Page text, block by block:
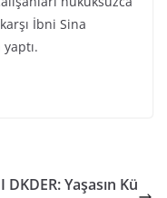
İbni Sina
Yaşasın Kü